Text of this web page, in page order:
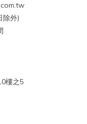
除外)
樓之5